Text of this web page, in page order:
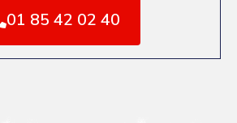
01 85 42 02 40